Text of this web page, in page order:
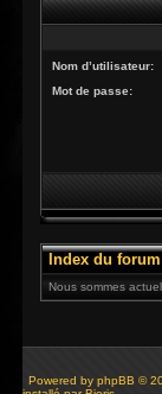
Nom d’utilisateur:
Mot de passe:
Index du forum
Nous sommes
Powered by phpBB ©